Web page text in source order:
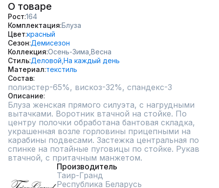
О товаре
Рост 164
Комплектация Блуза
Цвет красный
Сезон Демисезон
Коллекция Осень-Зима, Весна
Стиль Деловой, На каждый день
Материал текстиль
Состав
полиэстер-65%, вискоз-32%, спандекс-3
Описание
Блуза женская прямого силуэта, с нагрудными
вытачками. Воротник втачной на стойке. По
центру полочки обработана бантовая складка,
украшенная возле горловины прицепными на
карабины подвесами. Застежка центральная по
спинке на потайные пуговицы по стойке. Рукав
втачной, с притачным манжетом.
Производитель
Таир-Гранд
Республика Беларусь